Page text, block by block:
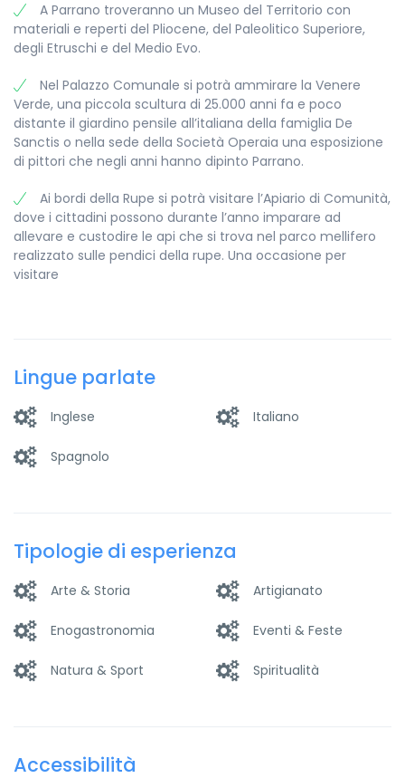
A Parrano troveranno un Museo del Territorio con
materiali e reperti del Pliocene, del Paleolitico Superiore,
degli Etruschi e del Medio Evo.
Nel Palazzo Comunale si potrà ammirare la Venere
Verde, una piccola scultura di 25.000 anni fa e poco
distante il giardino pensile all’italiana della famiglia De
Sanctis o nella sede della Società Operaia una esposizione
di pittori che negli anni hanno dipinto Parrano.
Ai bordi della Rupe si potrà visitare l’Apiario di Comunità,
dove i cittadini possono durante l’anno imparare ad
allevare e custodire le api che si trova nel parco mellifero
realizzato sulle pendici della rupe. Una occasione per
visitare
Lingue parlate
Inglese Italiano
Spagnolo
Tipologie di esperienza
Arte & Storia Artigianato
Enogastronomia Eventi & Feste
Natura & Sport Spiritualità
Accessibilità